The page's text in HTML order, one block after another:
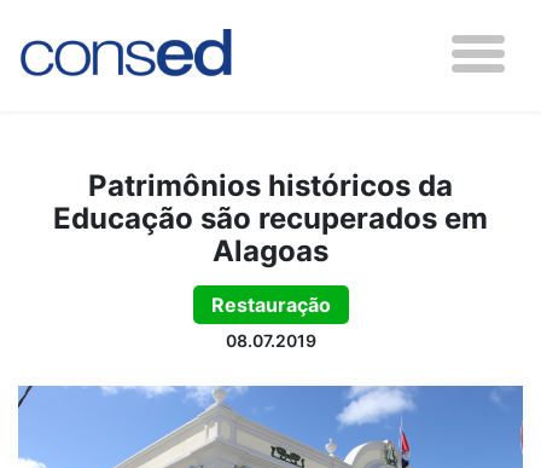
Patrimônios históricos da
Educação são recuperados em
Alagoas
Restauração
08.07.2019